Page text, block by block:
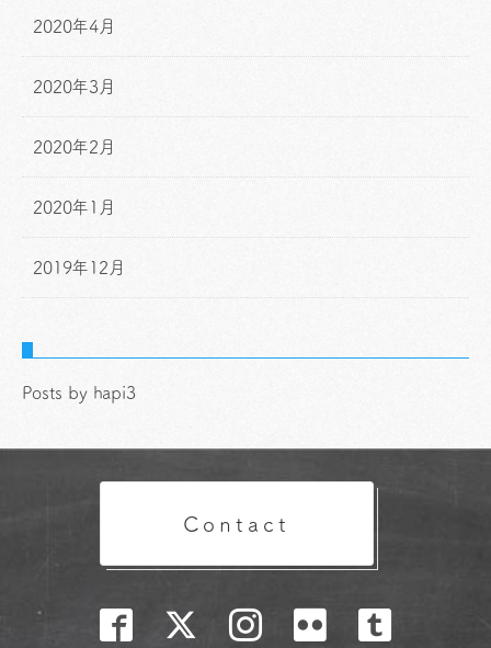
2020年4月
2020年3月
2020年2月
2020年1月
2019年12月
Posts by hapi3
Contact